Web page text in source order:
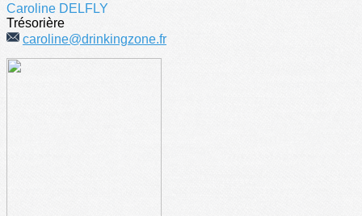
Caroline DELFLY
Trésorière
caroline@drinkingzone.fr